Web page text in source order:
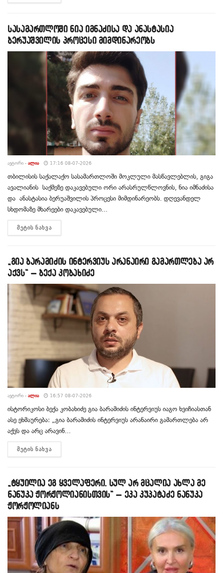
სასამართლოში ნია იმნაძისა და ანასტასია
ბერუაშვილის პროცესი მიმდინარეობს
ᲐᲕᲢᲝᲠᲘ - ᲐᲚᲘᲐ 17:16 08-07-2026
თბილისის საქალაქო სასამართლოში მოკლული მასწავლებლის, გიგა
ავალიანის საქმეზე დაკავებული ორი არასრულწლოვნის, ნია იმნაძისა
და ანასტასია ბერუაშვილის პროცესი მიმდინარეობს. დღევანდელ
სხდომაზე მხარეები დაკავებული...
ᲛᲔᲢᲘᲡ ᲜᲐᲮᲕᲐ
„გია ბარამიძის ინტერვიუს არანაირი გამართლება არ
აქვს“ – ბექა კობახიძე
ᲐᲕᲢᲝᲠᲘ - ᲐᲚᲘᲐ 16:57 08-07-2026
ისტორიკოსი ბექა კობახიძე გია ბარამიძის ინტერვიუს იაგო ხვიჩიასთან
ასე ეხმაურება: „გია ბარამიძის ინტერვიუს არანაირი გამართლება არ
აქვს და არც არავინ...
ᲛᲔᲢᲘᲡ ᲜᲐᲮᲕᲐ
„ტყუილია ეგ ყველაფერი. სულ არ მცალია ახლა მე
ნანუკა ჟორჟოლიანისთვის“ – ეკა კუპატაძე ნანუკა
ჟორჟოლიანს